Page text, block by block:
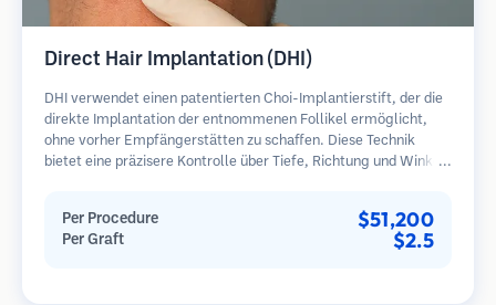
Direct Hair Implantation (DHI)
DHI verwendet einen patentierten Choi-Implantierstift, der die
direkte Implantation der entnommenen Follikel ermöglicht,
ohne vorher Empfängerstätten zu schaffen. Diese Technik
bietet eine präzisere Kontrolle über Tiefe, Richtung und Winkel
Per Procedure $51,200
Per Graft $2.5